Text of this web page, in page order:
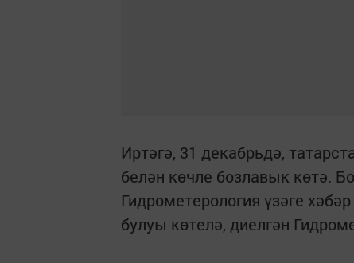
Иртәгә, 31 декабрьдә,
белән көчле бозлавык көтә.
Гидрометерология үзәге
булуы көтелә, диелгән